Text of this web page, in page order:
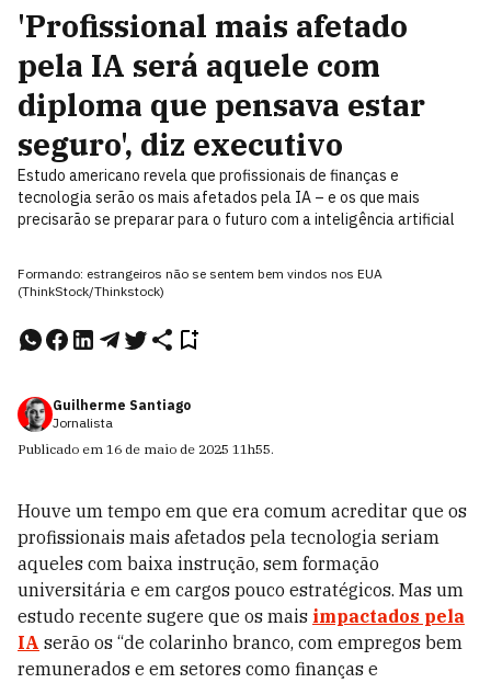
'Profissional mais afetado
pela IA será aquele com
diploma que pensava estar
seguro', diz executivo
Estudo americano revela que profissionais de finanças e
tecnologia serão os mais afetados pela IA – e os que mais
precisarão se preparar para o futuro com a inteligência artificial
Formando: estrangeiros não se sentem bem vindos nos EUA
(ThinkStock/Thinkstock)
Guilherme Santiago
Jornalista
Publicado em 16 de maio de 2025 11h55.
Houve um tempo em que era comum acreditar que os
profissionais mais afetados pela tecnologia seriam
aqueles com baixa instrução, sem formação
universitária e em cargos pouco estratégicos. Mas um
estudo recente sugere que os mais impactados pela
IA serão os “de colarinho branco, com empregos bem
remunerados e em setores como finanças e